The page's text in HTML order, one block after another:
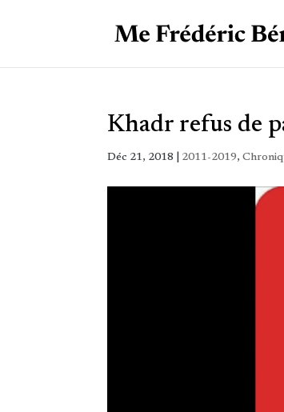
Khadr refus de
Déc 21, 2018 2011-2019,